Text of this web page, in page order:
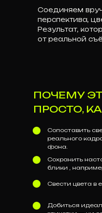
Соединяем
перспектива,
Результат,
от реальной
ПОЧЕМУ
ПРОСТО,
Свести цвета в
Сопоставить
реального
фона.
Сохранить
блики ,
Добиться